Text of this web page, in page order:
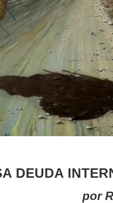
DEUDA
por